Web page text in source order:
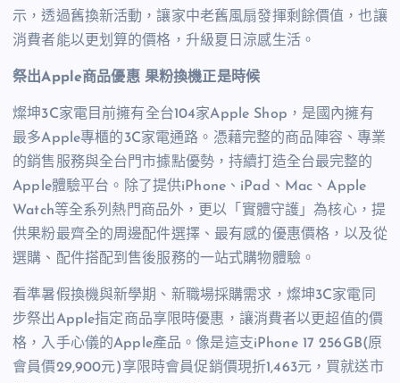
示，透過舊換新活動，讓家中老舊風扇發揮剩餘價值，也讓
消費者能以更划算的價格，升級夏日涼感生活。
祭出Apple商品優惠 果粉換機正是時候
燦坤3C家電目前擁有全台104家Apple Shop ，是國內擁有
最多Apple專櫃的3C家電通路。憑藉完整的商品陣容、專業
的銷售服務與全台門市據點優勢，持續打造全台最完整的
Apple體驗平台。除了提供iPhone、 iPad 、 Mac 、Apple
Watch等全系列熱門商品外，更以「實體守護」為核心，提
供果粉最齊全的周邊配件選擇、最有感的優惠價格，以及從
選購、配件搭配到售後服務的一站式購物體驗。
看準暑假換機與新學期、新職場採購需求，燦坤3C家電同
步祭出Apple指定商品享限時優惠，讓消費者以更超值的價
格，入手心儀的Apple產品。像是這支iPhone 17 256GB(原
會員價29,900元)享限時會員促銷價現折1,463元，買就送市